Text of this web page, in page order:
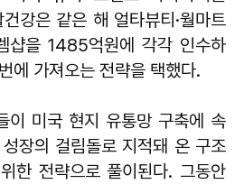
강은 같은 해 얼타뷰티·월마트
샵을 1485억원에 각각 인수하
에 가져오는 전략을 택했다.
이 미국 현지 유통망 구축에 속
장의 걸림돌로 지적돼 온 구조
한 전략으로 풀이된다. 그동안